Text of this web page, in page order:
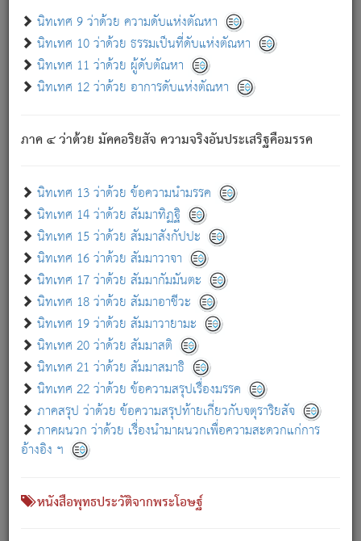
นิทเทศ 9 ว่าด้วย ความดับแห่งตัณหา
นิทเทศ 10 ว่าด้วย ธรรมเป็นที่ดับแห่งตัณหา
นิทเทศ 11 ว่าด้วย ผู้ดับตัณหา
นิทเทศ 12 ว่าด้วย อาการดับแห่งตัณหา
ภาค ๔ ว่าด้วย มัคคอริยสัจ ความจริงอันประเสริฐคือมรรค
นิทเทศ 13 ว่าด้วย ข้อความนำมรรค
นิทเทศ 14 ว่าด้วย สัมมาทิฏฐิ
นิทเทศ 15 ว่าด้วย สัมมาสังกัปปะ
นิทเทศ 16 ว่าด้วย สัมมาวาจา
นิทเทศ 17 ว่าด้วย สัมมากัมมันตะ
นิทเทศ 18 ว่าด้วย สัมมาอาชีวะ
นิทเทศ 19 ว่าด้วย สัมมาวายามะ
นิทเทศ 20 ว่าด้วย สัมมาสติ
นิทเทศ 21 ว่าด้วย สัมมาสมาธิ
นิทเทศ 22 ว่าด้วย ข้อความสรุปเรื่องมรรค
ภาคสรุป ว่าด้วย ข้อความสรุปท้ายเกี่ยวกับจตุราริยสัจ
ภาคผนวก ว่าด้วย เรื่องนำมาผนวกเพื่อความสะดวกแก่การ
อ้างอิง ฯ
หนังสือพุทธประวัติจากพระโอษฐ์
- อุ.ขุ. ๒๕/๑๒๑/๘๔.
(ข้อความนี้ เป็นพระพุทธอุทานที่ทรงเปล่งออก ที่โคนต้นโพธิ์
เป็นที่ตรัสรู้ เมื่อตรัสรู้แล้วได้ 7 วัน)
เกี่ยวกับธรรมโฆษณ์ออนไลน์ (Disclaimer)
แม้ระบบ "ธรรมโฆษณ์ออนไลน์" พยายามปรับปรุงข้อมูลให้ถูกต้องมากที่สุด
ผู้ศึกษาก็พึงตรวจสอบกับตัวเล่มหนังสือต้นฉบับ ที่มีการพิมพ์ครั้งล่าสุด
ก่อนนำข้อมูลไปใช้ในการอ้างอิง"
เกี่ยวกับอัตถจารี|เกี่ยวกับการพัฒนา|แจ้งข้อผิดพลาด / แนะนำ
หนังสือที่เกี่ยวข้อง